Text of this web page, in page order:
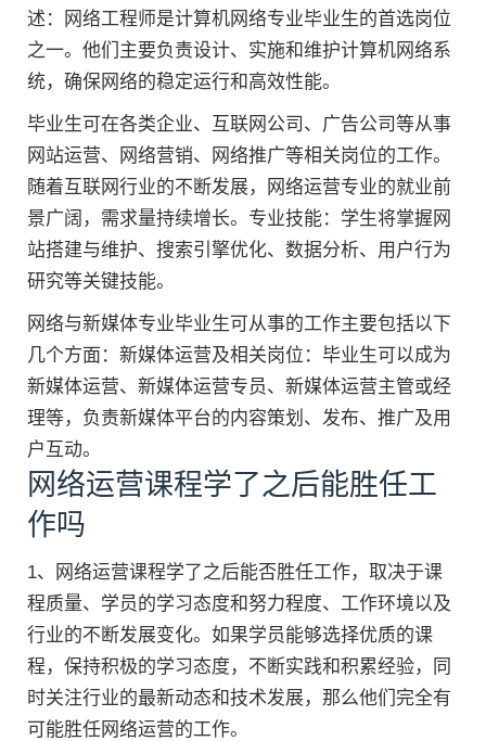
述：网络工程师是计算机网络专业毕业生的首选岗位
之一。他们主要负责设计、实施和维护计算机网络系
统，确保网络的稳定运行和高效性能。
毕业生可在各类企业、互联网公司、广告公司等从事
网站运营、网络营销、网络推广等相关岗位的工作。
随着互联网行业的不断发展，网络运营专业的就业前
景广阔，需求量持续增长。专业技能：学生将掌握网
站搭建与维护、搜索引擎优化、数据分析、用户行为
研究等关键技能。
网络与新媒体专业毕业生可从事的工作主要包括以下
几个方面：新媒体运营及相关岗位：毕业生可以成为
新媒体运营、新媒体运营专员、新媒体运营主管或经
理等，负责新媒体平台的内容策划、发布、推广及用
户互动。
网络运营课程学了之后能胜任工
作吗
1、网络运营课程学了之后能否胜任工作，取决于课
程质量、学员的学习态度和努力程度、工作环境以及
行业的不断发展变化。如果学员能够选择优质的课
程，保持积极的学习态度，不断实践和积累经验，同
时关注行业的最新动态和技术发展，那么他们完全有
可能胜任网络运营的工作。